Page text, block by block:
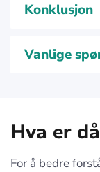
Konklusjon
Vanlige
Hva er
For å bedre